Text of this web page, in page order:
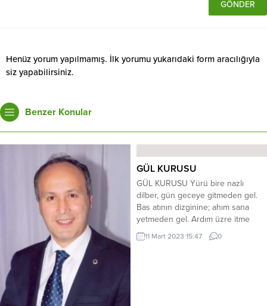
Henüz yorum yapılmamış. İlk yorumu yukarıdaki form aracılığıyla
siz yapabilirsiniz.
Benzer Konular
GÜL KURUSU
GÜL KURUSU Yürü bire nazlı
dilber, gün geceye gitmeden gel.
Bas atının dizginine; ahım sana
yetmeden gel. Ardım üzre itme
beni. El aleme satma beni. Bin
perişan etme beni. Ömür boşa
11 Mart 2023 15:47 0